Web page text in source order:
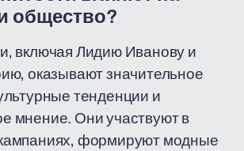
общество?
включая Лидию Иванову и
оказывают значительное
тенденции и
мнение. Они участвуют в
формируют модные